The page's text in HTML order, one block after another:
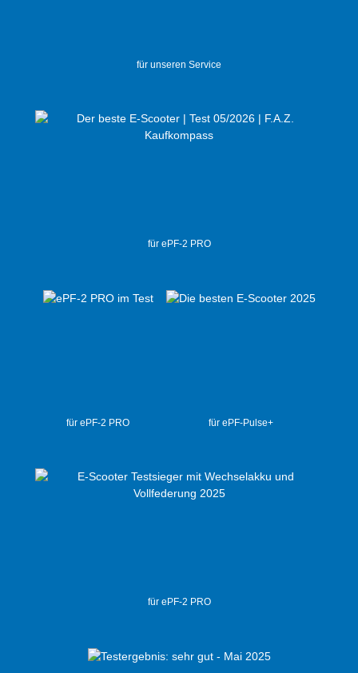
für unseren Service
für ePF-2 PRO
für ePF-2 PRO für ePF-Pulse+
für ePF-2 PRO